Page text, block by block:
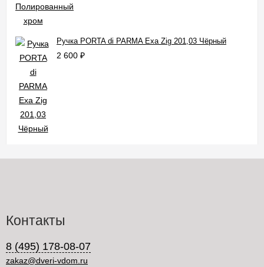
Ручка PORTA di PARMA Exa Zig 201,03 Чёрный
2 600 ₽
Контакты
8 (495) 178-08-07
zakaz@dveri-vdom.ru